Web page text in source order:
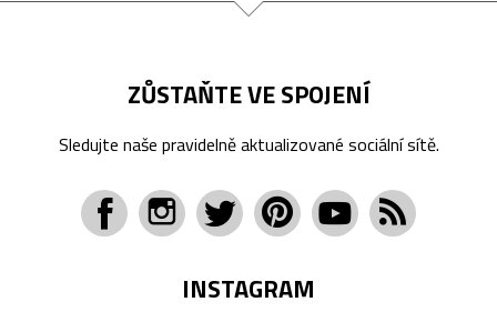
ZŮSTAŇTE VE SPOJENÍ
Sledujte naše pravidelně aktualizované sociální sítě.
INSTAGRAM